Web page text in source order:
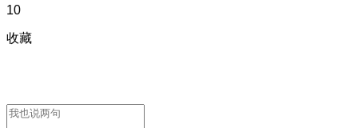
10
收藏